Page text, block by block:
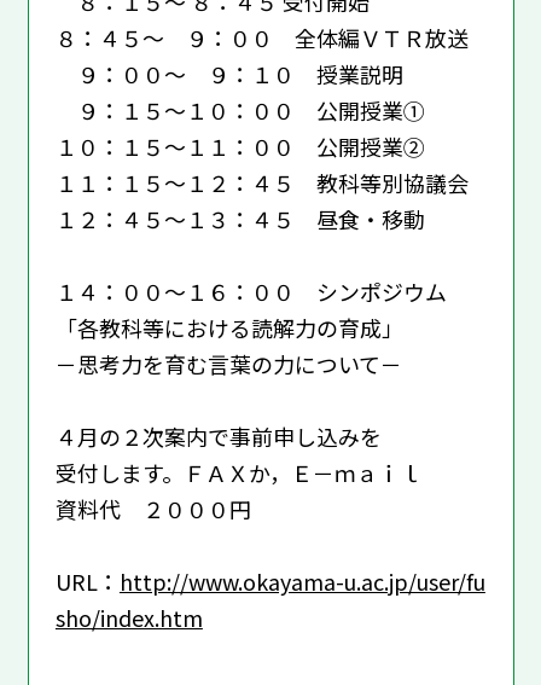
８：４５～ ９：００ 全体編ＶＴＲ放送
９：００～ ９：１０ 授業説明
９：１５～１０：００ 公開授業①
１０：１５～１１：００ 公開授業②
１１：１５～１２：４５ 教科等別協議会
１２：４５～１３：４５ 昼食・移動
１４：００～１６：００ シンポジウム
「各教科等における読解力の育成」
－思考力を育む言葉の力について－
４月の２次案内で事前申し込みを
受付します。ＦＡＸか，Ｅ－ｍａｉｌ
資料代 ２０００円
URL： http://www.okayama-u.ac.jp/user/fu
sho/index.htm